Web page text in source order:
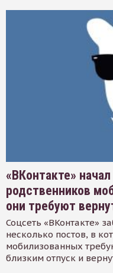
«ВКонтакте»
родственников
они требуют
Соцсеть «ВКонтакте»
несколько постов, в
мобилизованных
близким отпуск и